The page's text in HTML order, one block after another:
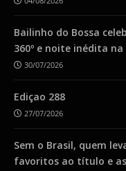
Bailinho do Bossa
360º e noite inédita
30/07/2026
Ediçao 288
27/07/2026
Sem o Brasil, quem
favoritos ao título e